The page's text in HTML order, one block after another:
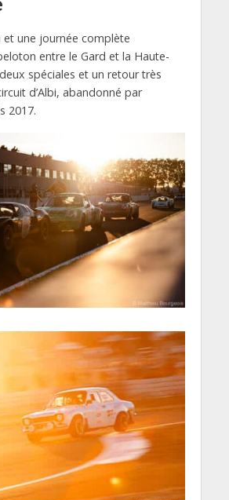
et une journée complète
entre le Gard et la Haute-
spéciales et un retour très
d’Albi, abandonné par
2017.